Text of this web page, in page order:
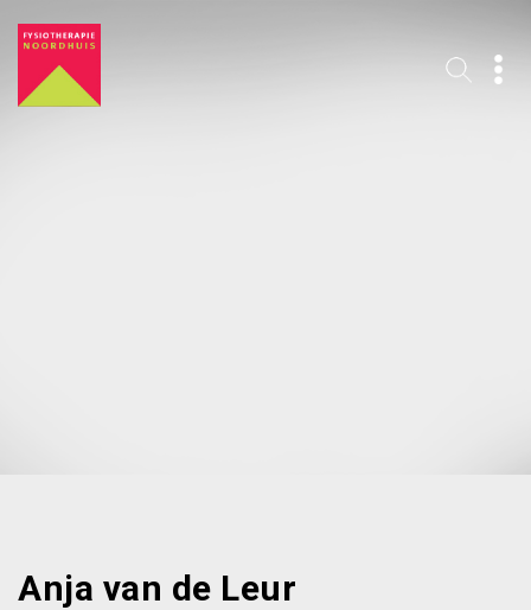
Anja van de Leur